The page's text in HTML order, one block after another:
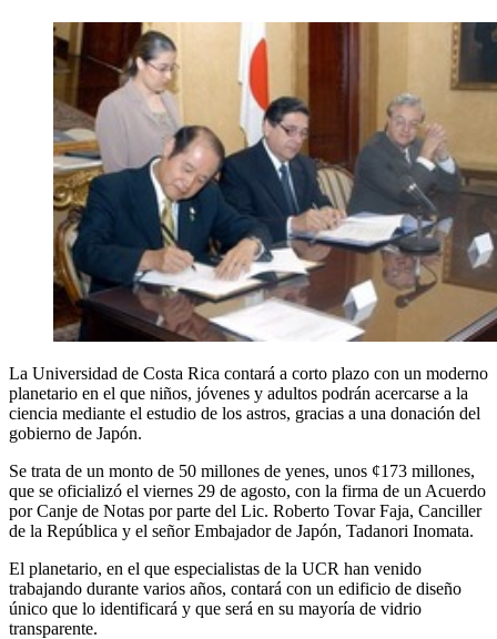
La Universidad de Costa Rica contará a corto plazo con un moderno
planetario en el que niños, jóvenes y adultos podrán acercarse a la
ciencia mediante el estudio de los astros, gracias a una donación del
gobierno de Japón.
Se trata de un monto de 50 millones de yenes, unos ¢173 millones,
que se oficializó el viernes 29 de agosto, con la firma de un Acuerdo
por Canje de Notas por parte del Lic. Roberto Tovar Faja, Canciller
de la República y el señor Embajador de Japón, Tadanori Inomata.
El planetario, en el que especialistas de la UCR han venido
trabajando durante varios años, contará con un edificio de diseño
único que lo identificará y que será en su mayoría de vidrio
transparente.